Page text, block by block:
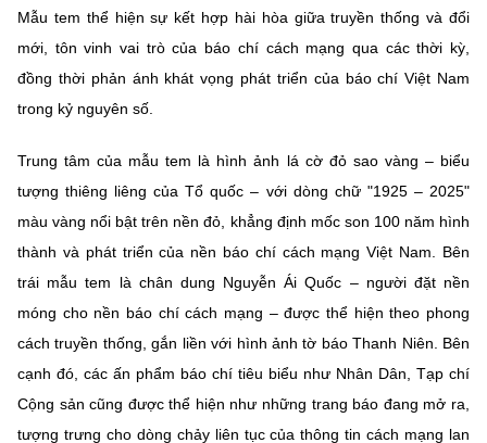
Cơ quan chủ quản: Bộ Khoa học và Công nghệ (MST)
Chịu trách nhiệm nội dung: Nguyễn Thị Hải Hằng
Giám đốc Trung tâm Truyền thông Khoa học và Công nghệ.
Địa chỉ: Ban Biên tập Cổng TTĐT - 18 Nguyễn Du, TP. Hà Nội
Điện thoại: 024 3936 9506
Email:
stc@mst.gov.vn
©2026 Bản quyền thuộc Bộ Khoa Học và Công Nghệ
(Ghi rõ nguồn "https://mst.gov.vn" khi phát hành lại thông tin từ
website này)
Mẫu tem thể hiện sự kết hợp hài hòa giữa truyền thống và đổi
mới, tôn vinh vai trò của báo chí cách mạng qua các thời kỳ,
đồng thời phản ánh khát vọng phát triển của báo chí Việt Nam
trong kỷ nguyên số.
Trung tâm của mẫu tem là hình ảnh lá cờ đỏ sao vàng – biểu
tượng thiêng liêng của Tổ quốc – với dòng chữ "1925 – 2025"
màu vàng nổi bật trên nền đỏ, khẳng định mốc son 100 năm hình
thành và phát triển của nền báo chí cách mạng Việt Nam. Bên
trái mẫu tem là chân dung Nguyễn Ái Quốc – người đặt nền
móng cho nền báo chí cách mạng – được thể hiện theo phong
cách truyền thống, gắn liền với hình ảnh tờ báo Thanh Niên. Bên
cạnh đó, các ấn phẩm báo chí tiêu biểu như Nhân Dân, Tạp chí
Cộng sản cũng được thể hiện như những trang báo đang mở ra,
tượng trưng cho dòng chảy liên tục của thông tin cách mạng lan